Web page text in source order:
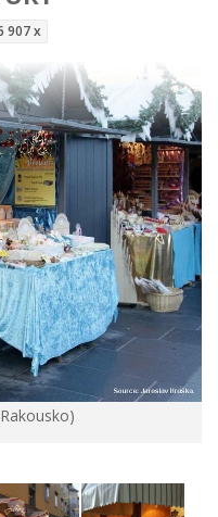
907 x